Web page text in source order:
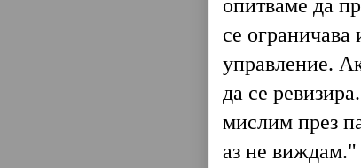
опитваме да
се ограничава
управление.
да се
мислим през
аз не виждам."